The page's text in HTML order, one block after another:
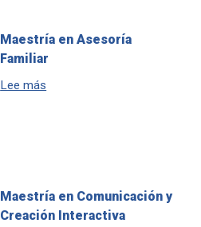
Maestría en Asesoría
Familiar
Lee más
Maestría en Comunicación y
Creación Interactiva